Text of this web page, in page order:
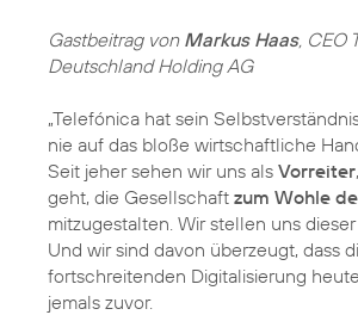
Gastbeitrag von Markus Haas, CEO
Deutschland Holding AG
„Telefónica hat sein
nie auf das bloße wirtschaftliche
Seit jeher sehen wir uns als Vorreiter
geht, die Gesellschaft zum Wohle
mitzugestalten. Wir stellen uns
Und wir sind davon überzeugt, dass
fortschreitenden Digitalisierung
jemals zuvor.